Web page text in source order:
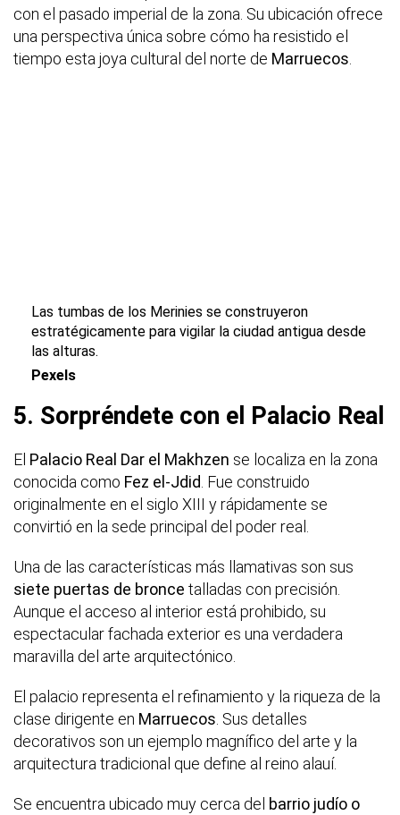
con el pasado imperial de la zona. Su ubicación ofrece
una perspectiva única sobre cómo ha resistido el
tiempo esta joya cultural del norte de Marruecos.
Las tumbas de los Merinies se construyeron
estratégicamente para vigilar la ciudad antigua desde
las alturas.
Pexels
5. Sorpréndete con el Palacio Real
El Palacio Real Dar el Makhzen se localiza en la zona
conocida como Fez el-Jdid. Fue construido
originalmente en el siglo XIII y rápidamente se
convirtió en la sede principal del poder real.
Una de las características más llamativas son sus
siete puertas de bronce talladas con precisión.
Aunque el acceso al interior está prohibido, su
espectacular fachada exterior es una verdadera
maravilla del arte arquitectónico.
El palacio representa el refinamiento y la riqueza de la
clase dirigente en Marruecos. Sus detalles
decorativos son un ejemplo magnífico del arte y la
arquitectura tradicional que define al reino alauí.
Se encuentra ubicado muy cerca del barrio judío o